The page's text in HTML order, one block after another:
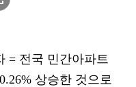
= 전국 민간아파트
상승한 것으로